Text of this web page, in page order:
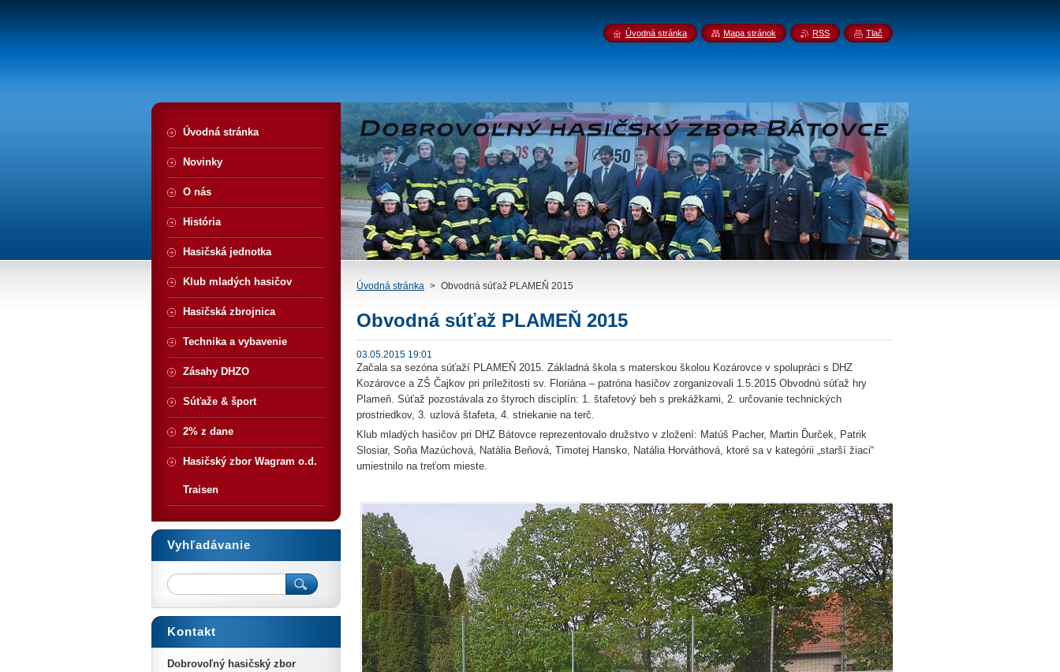
Úvodná stránka > Obvodná súťaž PLAMEŇ 2015
Obvodná súťaž PLAMEŇ 2015
03.05.2015 19:01
Začala sa sezóna súťaží PLAMEŇ 2015. Základná škola s materskou školou Kozárovce v spolupráci s DHZ
Kozárovce a ZŠ Čajkov pri príležitosti sv. Floriána – patróna hasičov zorganizovali 1.5.2015 Obvodnú súťaž hry
Plameň. Súťaž pozostávala zo štyroch disciplín: 1. štafetový beh s prekážkami, 2. určovanie technických
prostriedkov, 3. uzlová štafeta, 4. striekanie na terč.
Klub mladých hasičov pri DHZ Bátovce reprezentovalo družstvo v zložení: Matúš Pacher, Martin Ďurček, Patrik
Slosiar, Soňa Mazúchová, Natália Beňová, Timotej Hansko, Natália Horváthová, ktoré sa v kategórii „starší žiaci“
umiestnilo na treťom mieste.
Úvodná stránka
Novinky
O nás
História
Hasičská jednotka
Klub mladých hasičov
Hasičská zbrojnica
Technika a vybavenie
Zásahy DHZO
Súťaže & šport
2% z dane
Hasičský zbor Wagram o.d.
Traisen
Vyhľadávanie
Kontakt
Dobrovoľný hasičský zbor
Úvodná stránka Mapa stránok RSS Tlač